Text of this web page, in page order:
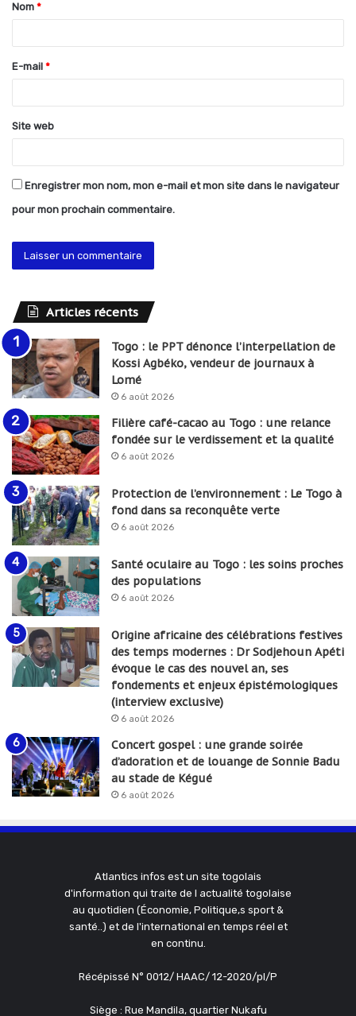
a
e
*
Nom *
E-mail *
Site web
Enregistrer mon nom, mon e-mail et mon site dans le navigateur
pour mon prochain commentaire.
Articles récents
Togo : le PPT dénonce l’interpellation de
Kossi Agbéko, vendeur de journaux à
Lomé
6 août 2026
Filière café-cacao au Togo : une relance
fondée sur le verdissement et la qualité
6 août 2026
Protection de l’environnement : Le Togo à
fond dans sa reconquête verte
6 août 2026
Santé oculaire au Togo : les soins proches
des populations
6 août 2026
Origine africaine des célébrations festives
des temps modernes : Dr Sodjehoun Apéti
évoque le cas des nouvel an, ses
fondements et enjeux épistémologiques
(interview exclusive)
6 août 2026
Concert gospel : une grande soirée
d’adoration et de louange de Sonnie Badu
au stade de Kégué
6 août 2026
Atlantics infos est un site togolais
d'information qui traite de l actualité togolaise
au quotidien (Économie, Politique,s sport &
santé..) et de l'international en temps réel et
en continu.
Récépissé N° 0012/ HAAC/ 12-2020/pl/P
Siège : Rue Mandila, quartier Nukafu